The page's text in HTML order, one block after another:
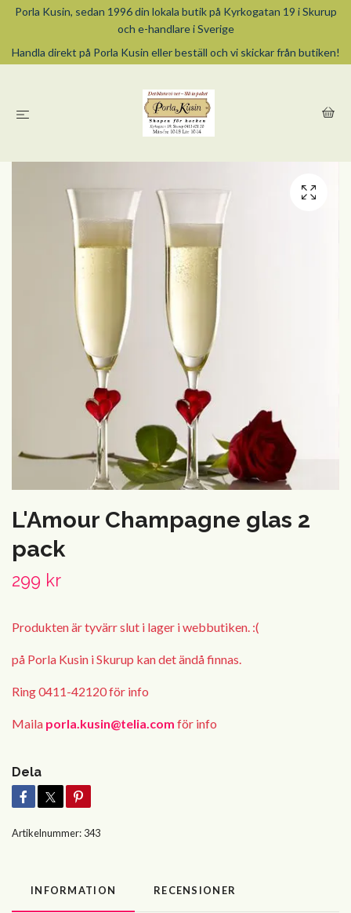
Porla Kusin, sedan 1996 din lokala butik på Kyrkogatan 19 i Skurup
och e-handlare i Sverige
Handla direkt på Porla Kusin eller beställ och vi skickar från butiken!
L'Amour Champagne glas 2
pack
299 kr
Produkten är tyvärr slut i lager i webbutiken. :(
på Porla Kusin i Skurup kan det ändå finnas.
Ring 0411-42120 för info
Maila porla.kusin@telia.com för info
Dela
Artikelnummer: 343
INFORMATION RECENSIONER